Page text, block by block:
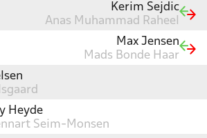
Kerim Sejdic
Anas Muhammad Raheel
Max Jensen
Mads Bonde Haar
Heyde
Seim-Monsen